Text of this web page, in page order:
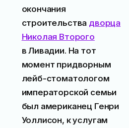
окончания
строительства дворца
Николая Второго
в Ливадии. На тот
момент придворным
лейб-стоматологом
императорской семьи
был американец Генри
Уоллисон, к услугам